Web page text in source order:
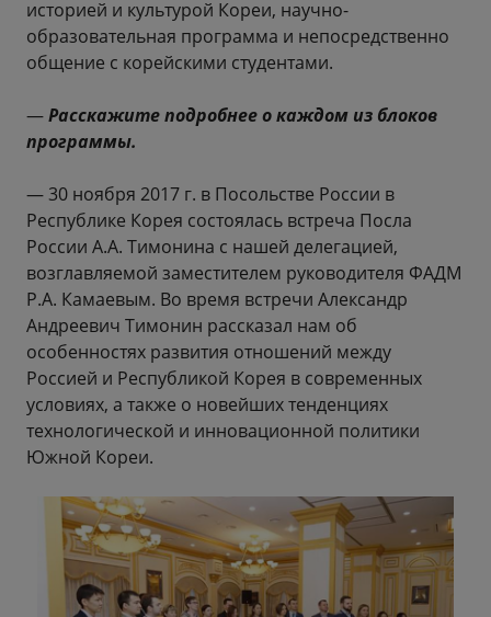
историей и культурой Кореи, научно-
образовательная программа и непосредственно
общение с корейскими студентами.
—Расскажите подробнее о каждом из блоков
программы.
— 30 ноября 2017 г. в Посольстве России в
Республике Корея состоялась встреча Посла
России А.А. Тимонина с нашей делегацией,
возглавляемой заместителем руководителя ФАДМ
Р.А. Камаевым. Во время встречи Александр
Андреевич Тимонин рассказал нам об
особенностях развития отношений между
Россией и Республикой Корея в современных
условиях, а также о новейших тенденциях
технологической и инновационной политики
Южной Кореи.